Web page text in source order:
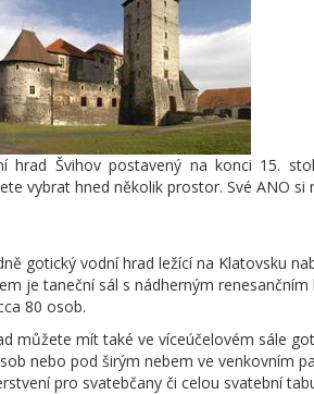
hrad Švihov postavený na konci 15.
vybrat hned několik prostor. Své ANO
gotický vodní hrad ležící na Klatovsku
je taneční sál s nádherným
80 osob.
můžete mít také ve víceúčelovém sále
nebo pod širým nebem ve venkovním
pro svatebčany či celou svatební